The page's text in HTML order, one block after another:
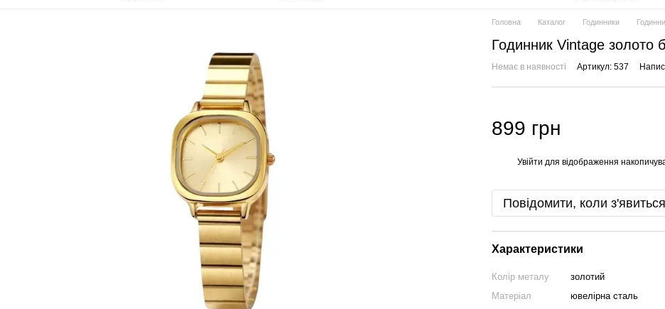
Головна Каталог Годинники
Годинник Vintage золото
Немає в наявності Артикул: 537
899 грн
Увійти для відображення
Повідомити, коли з'явиться
Характеристики
Колір металу
золотий
Матеріал
ювелірна сталь